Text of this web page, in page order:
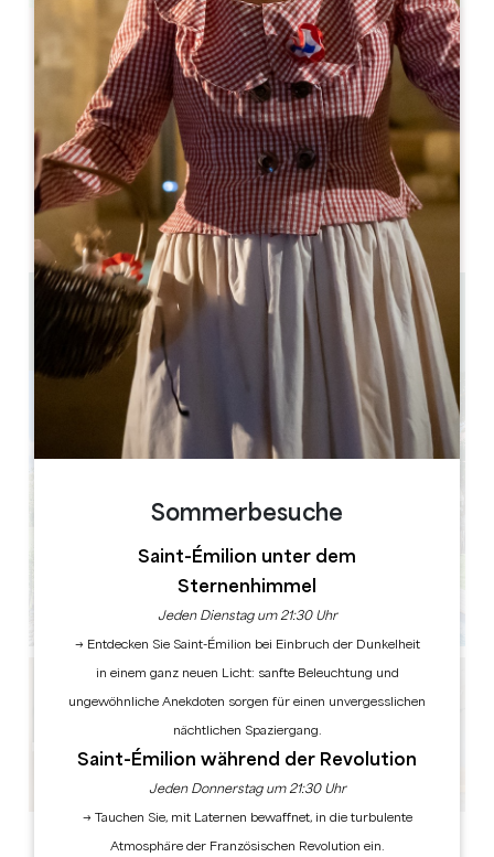
Cabernet Franc
Montagne
33570 MONTAGNE 33570
05 57 55 28 20
Kontakt
Kapazität U-förmiger Raum : 15
Raumkapazität in Theater : 15
6.3 km
GPS-Code kopieren
Sommerbesuche
Saint-Émilion unter dem
Sternenhimmel
Jeden Dienstag um 21:30 Uhr
→ Entdecken Sie Saint-Émilion bei Einbruch der Dunkelheit
in einem ganz neuen Licht: sanfte Beleuchtung und
ungewöhnliche Anekdoten sorgen für einen unvergesslichen
nächtlichen Spaziergang.
Saint-Émilion während der Revolution
Jeden Donnerstag um 21:30 Uhr
→ Tauchen Sie, mit Laternen bewaffnet, in die turbulente
Atmosphäre der Französischen Revolution ein.